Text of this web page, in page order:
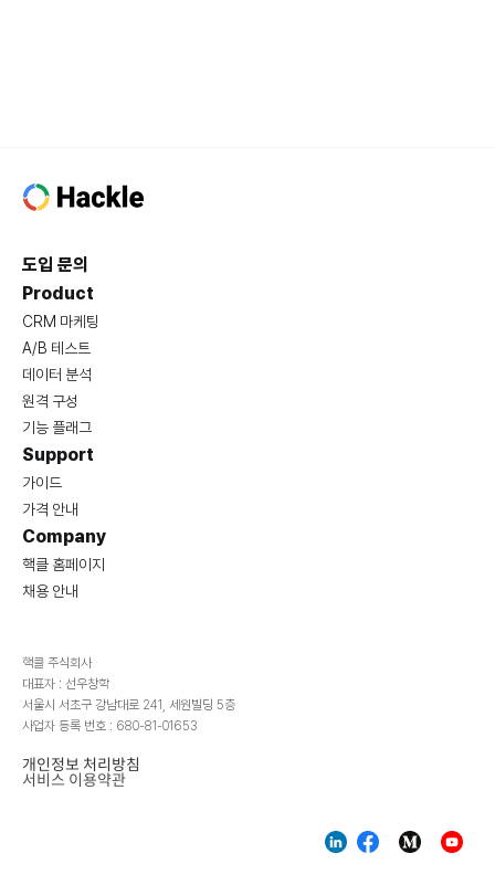
핵클 주식회사
대표자 : 선우창학
서울시 서초구 강남대로 241, 세원빌딩 5층
사업자 등록 번호 : 680-81-01653
개인정보 처리방침
서비스 이용약관
도입 문의
Product
CRM 마케팅
A/B 테스트
데이터 분석
원격 구성
기능 플래그
Support
가이드
가격 안내
Company
핵클 홈페이지
채용 안내